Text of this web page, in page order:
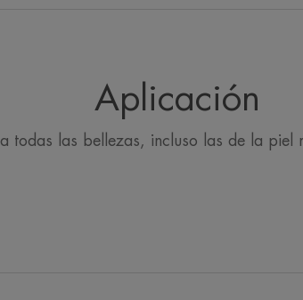
Aplicación
todas las bellezas, incluso las de la piel